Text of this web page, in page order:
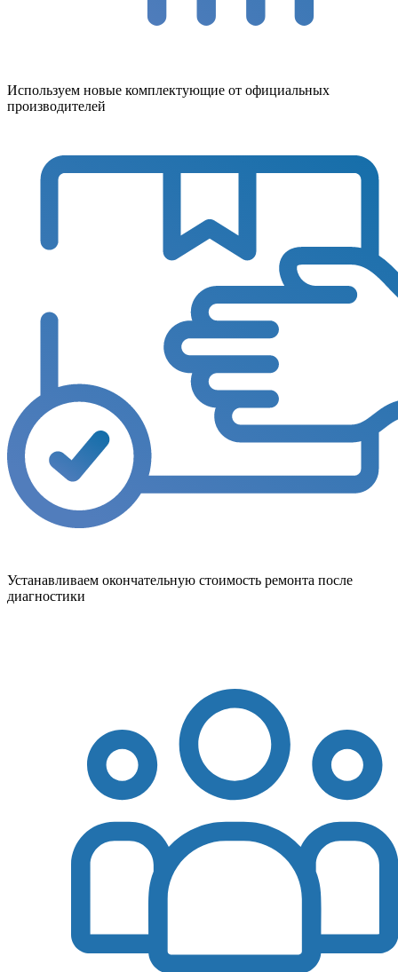
Используем новые комплектующие от официальных
производителей
Устанавливаем окончательную стоимость ремонта после
диагностики